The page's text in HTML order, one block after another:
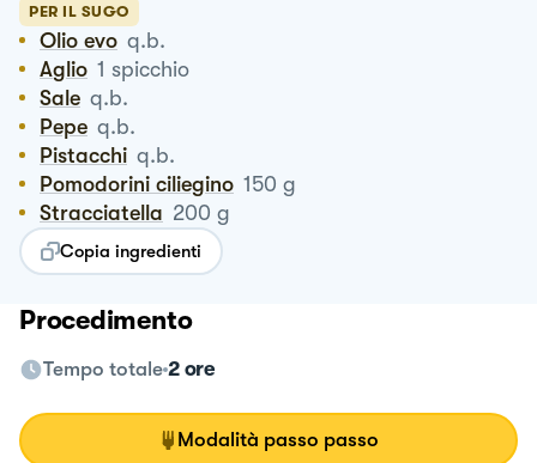
PER IL SUGO
Olio evo q.b.
Aglio 1 spicchio
Sale q.b.
Pepe q.b.
Pistacchi q.b.
Pomodorini ciliegino 150 g
Stracciatella 200 g
Copia ingredienti
Procedimento
Tempo totale 2 ore
Modalità passo passo